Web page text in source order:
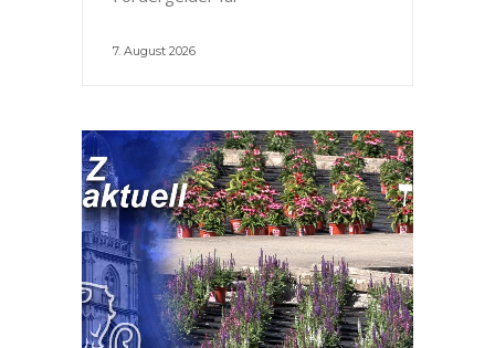
7. August 2026